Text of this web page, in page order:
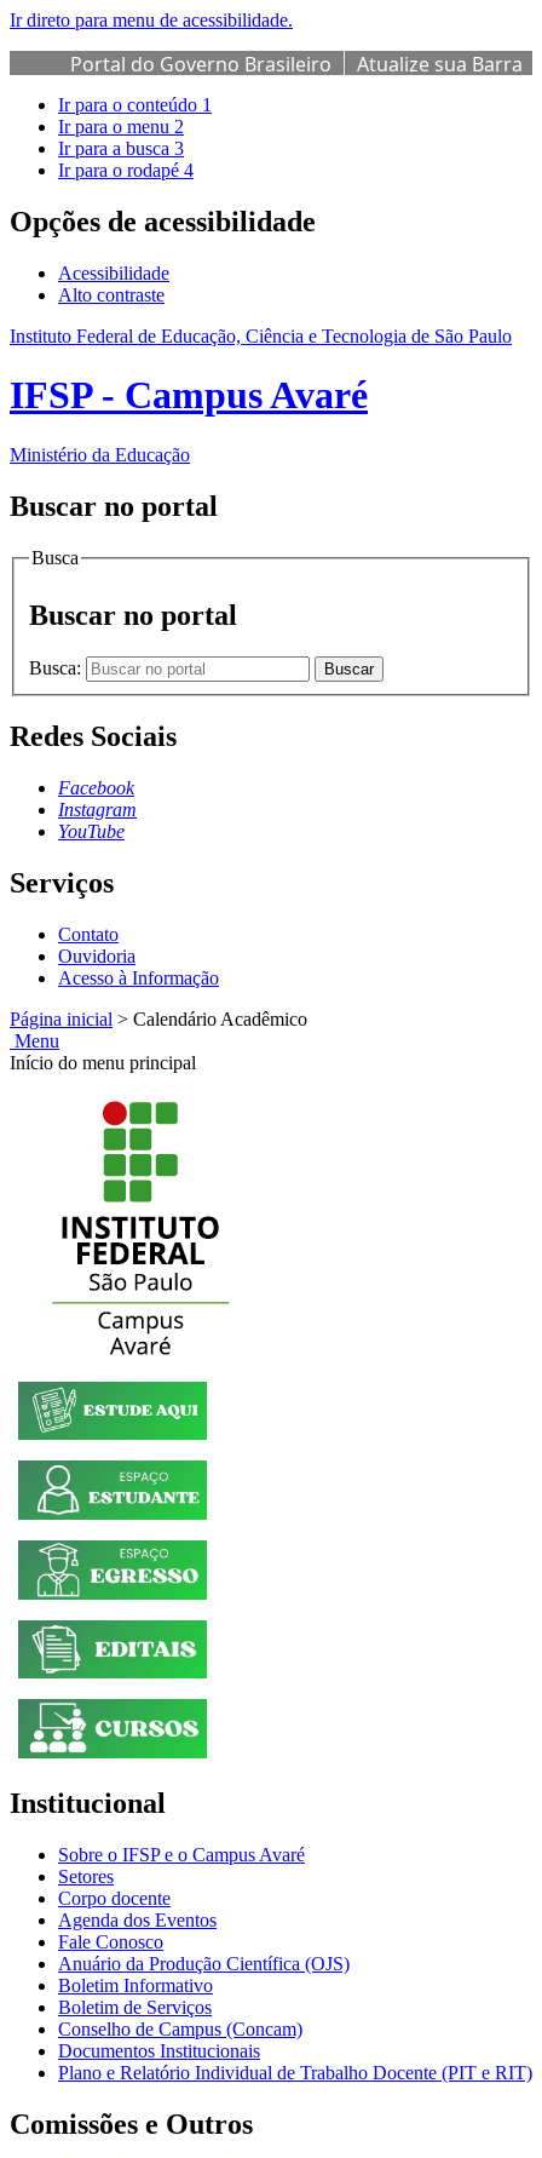
Ir direto para menu de acessibilidade.
Portal do Governo Brasileiro
Atualize sua Barra
de Governo
Ir para o conteúdo 1
Ir para o menu 2
Ir para a busca 3
Ir para o rodapé 4
Opções de acessibilidade
Acessibilidade
Alto contraste
Instituto Federal de Educação, Ciência e Tecnologia de São Paulo
IFSP - Campus Avaré
Ministério da Educação
Buscar no portal
Busca
Buscar no portal
Busca: Buscar
Redes Sociais
Facebook
Instagram
YouTube
Serviços
Contato
Ouvidoria
Acesso à Informação
Página inicial > Calendário Acadêmico
Menu
Início do menu principal
Institucional
Sobre o IFSP e o Campus Avaré
Setores
Corpo docente
Agenda dos Eventos
Fale Conosco
Anuário da Produção Científica (OJS)
Boletim Informativo
Boletim de Serviços
Conselho de Campus (Concam)
Documentos Institucionais
Plano e Relatório Individual de Trabalho Docente (PIT e RIT)
Comissões e Outros